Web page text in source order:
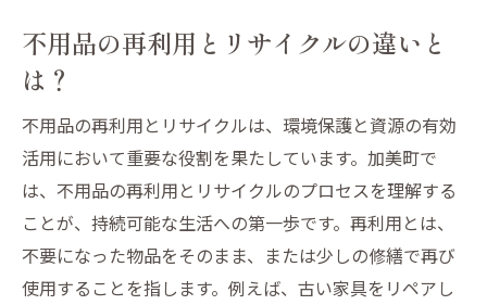
加美町で選ぶべき不用品買取と処分のベストプ
加美町で適切な処分方法を選ぶコツ
買取と処分を組み合わせた賢い利用法
環境に優しい不用品処分の方法
加美町のリサイクル業者との連携方法
不用品の処分で失敗しないための注意点
不用品の再利用とリサイクルの違いと
は？
不用品の再利用とリサイクルは、環境保護と資源の有効
活用において重要な役割を果たしています。加美町で
は、不用品の再利用とリサイクルのプロセスを理解する
ことが、持続可能な生活への第一歩です。再利用とは、
不要になった物品をそのまま、または少しの修繕で再び
使用することを指します。例えば、古い家具をリペアし